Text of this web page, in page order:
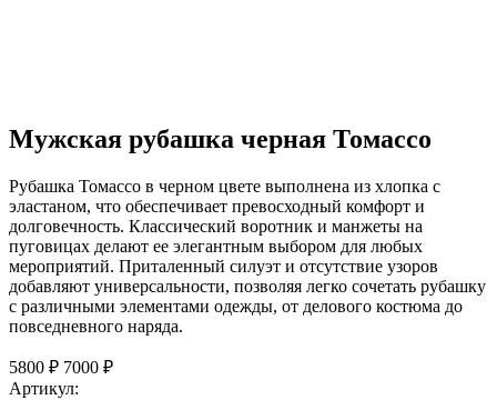
Мужская рубашка черная Томассо
Рубашка Томассо в черном цвете выполнена из хлопка с
эластаном, что обеспечивает превосходный комфорт и
долговечность. Классический воротник и манжеты на
пуговицах делают ее элегантным выбором для любых
мероприятий. Приталенный силуэт и отсутствие узоров
добавляют универсальности, позволяя легко сочетать рубашку
с различными элементами одежды, от делового костюма до
повседневного наряда.
5800 ₽ 7000 ₽
Артикул: